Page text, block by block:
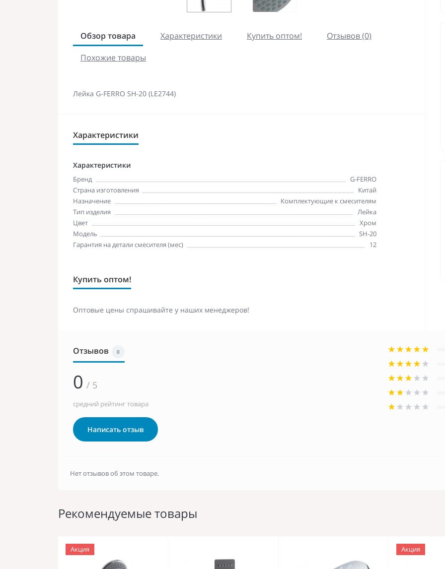
Обзор товара Характеристики Купить оптом!
Отзывов (0)
Похожие товары
Лейка G-FERRO SH-20 (LE2744)
Характеристики
Характеристики
Бренд
G-FERRO
Страна изготовления
Китай
Назначение
Комплектующие к смесителям
Тип изделия
Лейка
Цвет
Хром
Модель
SH-20
Гарантия на детали смесителя (мес)
12
Купить оптом!
Оптовые цены спрашивайте у наших менеджеров!
Отзывов 0
0 / 5
средний рейтинг товара
Написать отзыв
Нет отзывов об этом товаре.
Рекомендуемые товары
Акция Акция